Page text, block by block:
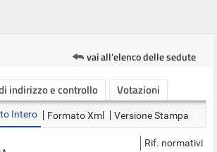
vai all'elenco delle sedute
indirizzo e controllo Votazioni
Intero Formato Xml Versione Stampa
Rif. normativi